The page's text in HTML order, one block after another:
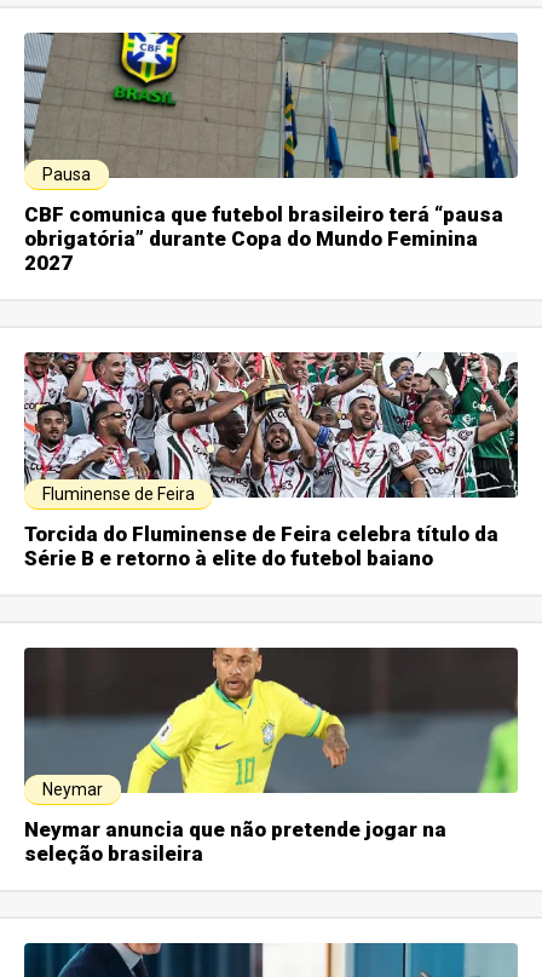
Pausa
CBF comunica que futebol brasileiro terá “pausa
obrigatória” durante Copa do Mundo Feminina
2027
Fluminense de Feira
Torcida do Fluminense de Feira celebra título da
Série B e retorno à elite do futebol baiano
Neymar
Neymar anuncia que não pretende jogar na
seleção brasileira